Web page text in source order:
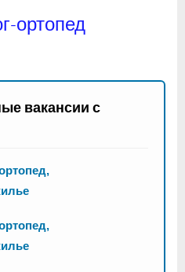
ортопед
вакансии с